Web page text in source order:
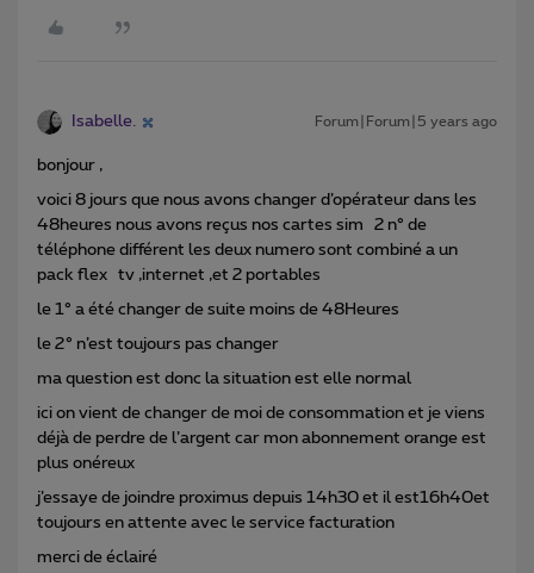
Isabelle. Forum|Forum|5 years ago
bonjour ,
voici 8 jours que nous avons changer d’opérateur dans les
48heures nous avons reçus nos cartes sim 2 n° de
téléphone différent les deux numero sont combiné a un
pack flex tv ,internet ,et 2 portables
le 1° a été changer de suite moins de 48Heures
le 2° n’est toujours pas changer
ma question est donc la situation est elle normal
ici on vient de changer de moi de consommation et je viens
déjà de perdre de l’argent car mon abonnement orange est
plus onéreux
j’essaye de joindre proximus depuis 14h30 et il est16h40et
toujours en attente avec le service facturation
merci de éclairé